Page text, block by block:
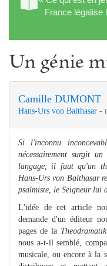
France légalise
Un génie
Camille DUMONT
Hans-Urs von Balthasar -
Si l'inconnu
nécessairement surgit
langage, il faut qu'un
Hans-Urs von Balthasar
psalmiste, le Seigneur lui
L'idée de cet article
demande d'un éditeur
pages de la Theodramatik
nous a-t-il semblé,
musicale, ou encore à la